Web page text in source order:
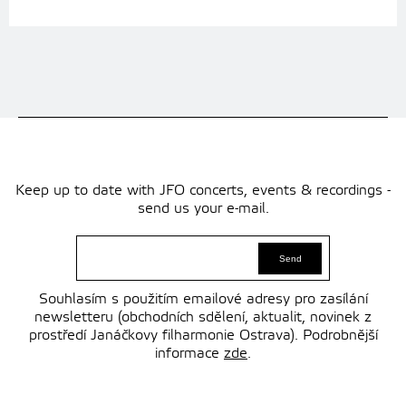
Keep up to date with JFO concerts, events & recordings -
send us your e-mail.
Souhlasím s použitím emailové adresy pro zasílání
newsletteru (obchodních sdělení, aktualit, novinek z
prostředí Janáčkovy filharmonie Ostrava). Podrobnější
informace zde.